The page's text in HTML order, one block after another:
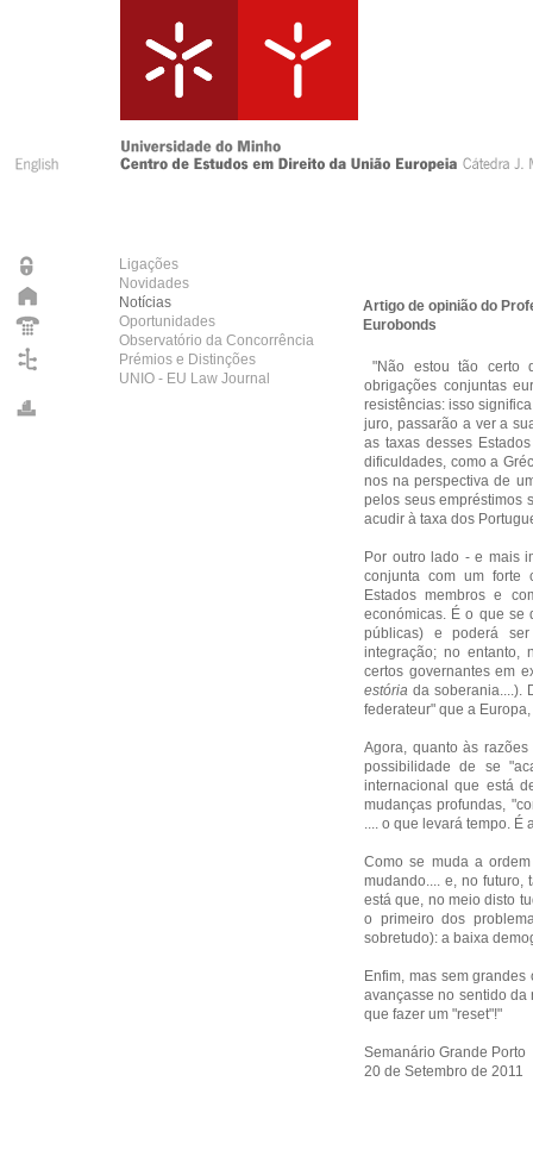
Ligações
Novidades
Notícias
Oportunidades
Observatório da Concorrência
Prémios e Distinções
UNIO - EU Law Journal
Artigo de opinião do
Eurobonds
"Não estou tão certo
obrigações conjuntas
resistências: isso
juro, passarão a ver a
as taxas desses
dificuldades, como a
nos na perspectiva de
pelos seus empréstimos
acudir à taxa dos
Por outro lado - e mais
conjunta com um forte
Estados membros e
económicas. É o que se
públicas) e poderá
integração; no entanto,
certos governantes em
estória da soberania....).
federateur" que a
Agora, quanto às
possibilidade de se
internacional que está
mudanças profundas,
.... o que levará tempo. É
Como se muda a
mudando.... e, no futuro,
está que, no meio disto
o primeiro dos
sobretudo): a baixa
Enfim, mas sem
avançasse no sentido da
que fazer um "reset"!"
Semanário Grande Porto
20 de Setembro de 2011